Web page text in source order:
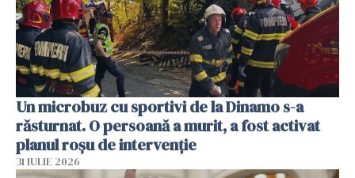
Un microbuz cu sportivi de la Dinamo s-a
răsturnat. O persoană a murit, a fost activat
planul roșu de intervenție
31 IULIE 2026